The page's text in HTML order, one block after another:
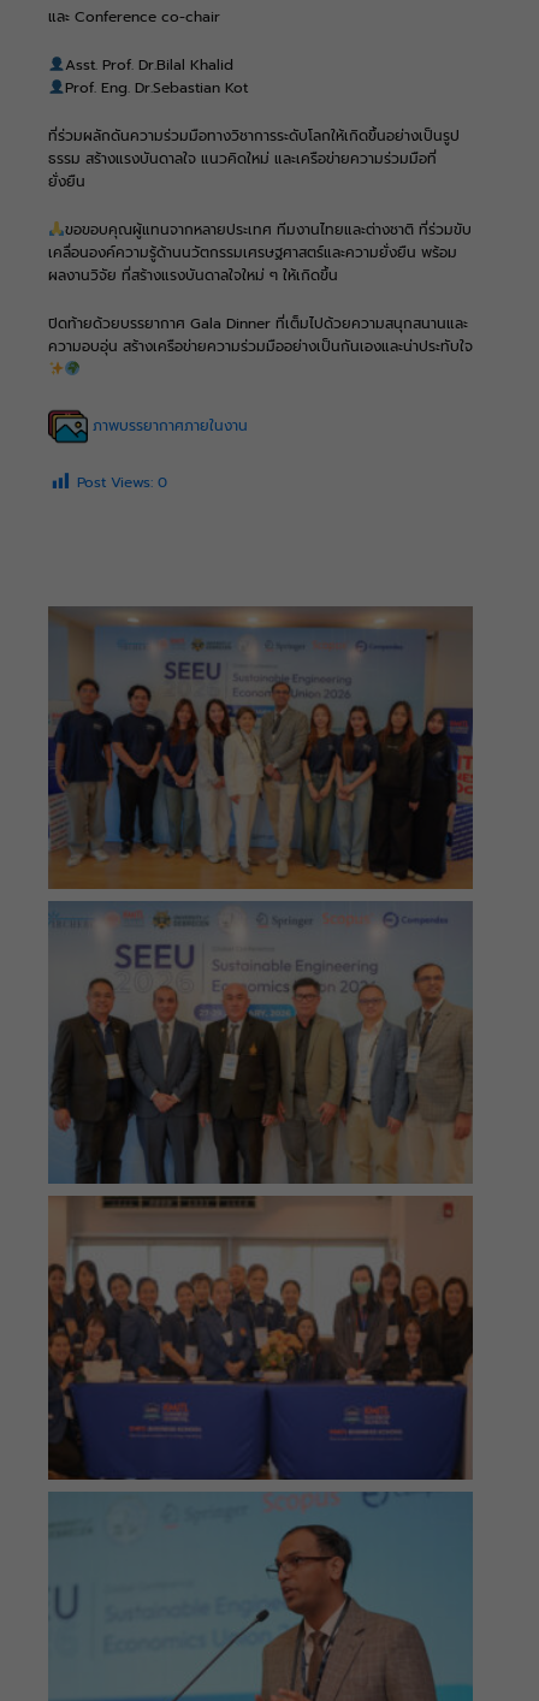
และ Conference co-chair
Asst. Prof. Dr.Bilal Khalid
Prof. Eng. Dr.Sebastian Kot
ที่ร่วมผลักดันความร่วมมือทางวิชาการระดับโลกให้เกิดขึ้นอย่างเป็นรูป
ธรรม สร้างแรงบันดาลใจ แนวคิดใหม่ และเครือข่ายความร่วมมือที่
ยั่งยืน
ขอขอบคุณผู้แทนจากหลายประเทศ ทีมงานไทยและต่างชาติ ที่ร่วมขับ
เคลื่อนองค์ความรู้ด้านนวัตกรรมเศรษฐศาสตร์และความยั่งยืน พร้อม
ผลงานวิจัย ที่สร้างแรงบันดาลใจใหม่ ๆ ให้เกิดขึ้น
ปิดท้ายด้วยบรรยากาศ Gala Dinner ที่เต็มไปด้วยความสนุกสนานและ
ความอบอุ่น สร้างเครือข่ายความร่วมมืออย่างเป็นกันเองและน่าประทับใจ
ภาพบรรยากาศภายในงาน
Post Views: 0